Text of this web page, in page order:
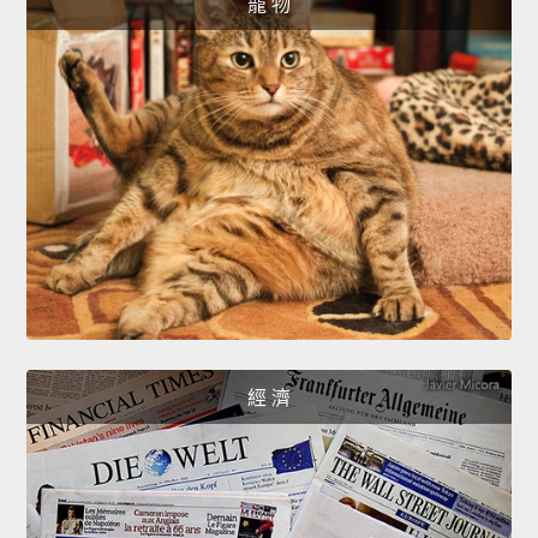
寵 物
經 濟